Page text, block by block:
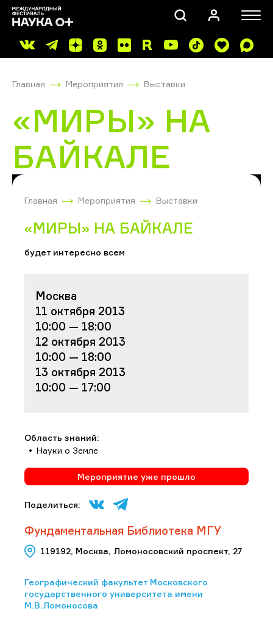
Главная Мероприятия Выставки
«МИРЫ» НА
БАЙКАЛЕ
Главная Мероприятия Выставки
«МИРЫ» НА БАЙКАЛЕ
будет интересно всем
Москва
11 октября 2013
10:00 — 18:00
12 октября 2013
10:00 — 18:00
13 октября 2013
10:00 — 17:00
Область знаний:
Науки о Земле
Мероприятие уже прошло
Поделиться:
Фундаментальная Библиотека МГУ
119192, Москва, Ломоносовский проспект, 27
Географический факультет Московского
государственного университета имени
М.В.Ломоносова